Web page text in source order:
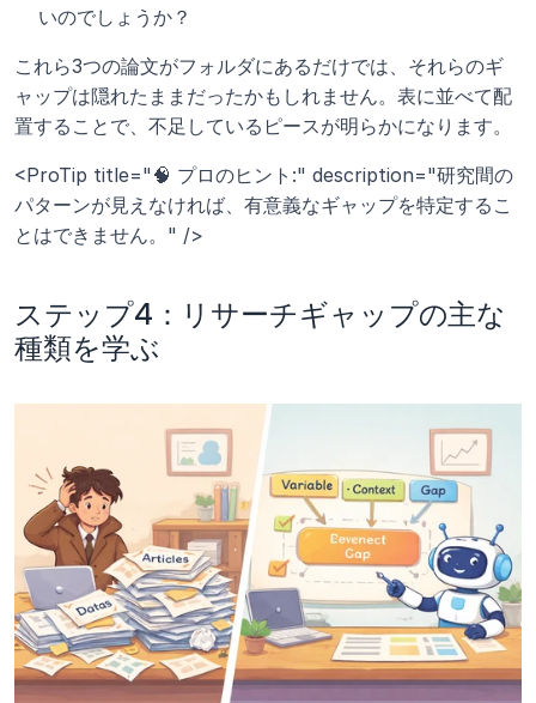
いのでしょうか？
これら3つの論文がフォルダにあるだけでは、それらのギ
ャップは隠れたままだったかもしれません。表に並べて配
置することで、不足しているピースが明らかになります。
<ProTip title="🧠 プロのヒント:" description="研究間の
パターンが見えなければ、有意義なギャップを特定するこ
とはできません。" />
ステップ4：リサーチギャップの主な
種類を学ぶ